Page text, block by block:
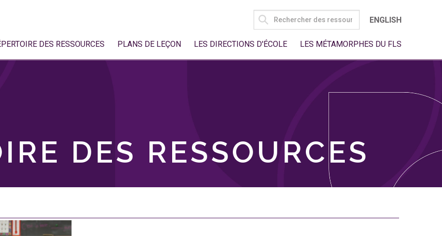
SEARCH
FOR:
ENGLISH
DES RESSOURCES PLANS DE LEÇON LES DIRECTIONS D'ÉCOLE LES MÉTAMORPHES DU FLS
DES RESSOURCES